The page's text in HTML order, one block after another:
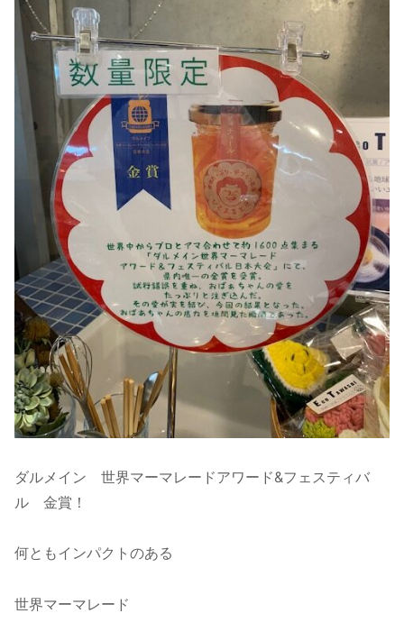
ダルメイン 世界マーマレードアワード&フェスティバ
ル 金賞！
何ともインパクトのある
世界マーマレード